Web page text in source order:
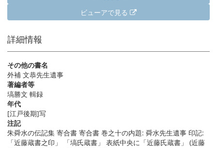
ビューアで見る
詳細情報
その他の書名
外補 文恭先生遺事
著編者等
塙勝文 輯録
年代
[江戸後期]写
注記
朱舜水の伝記集 寄合書 寄合書 巻之十の内題: 舜水先生遺事 印記:
「近藤蔵書之印」 「塙氏蔵書」 表紙中央に「近藤氏蔵書」 (近藤